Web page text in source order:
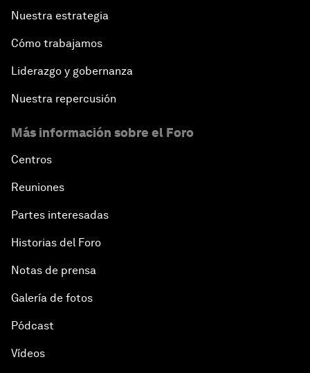
Nuestra estrategia
Cómo trabajamos
Liderazgo y gobernanza
Nuestra repercusión
Más información sobre el Foro
Centros
Reuniones
Partes interesadas
Historias del Foro
Notas de prensa
Galería de fotos
Pódcast
Vídeos